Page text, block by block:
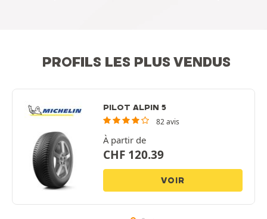
PROFILS LES PLUS VENDUS
PILOT ALPIN 5
82 avis
À partir de
CHF 120.39
VOIR